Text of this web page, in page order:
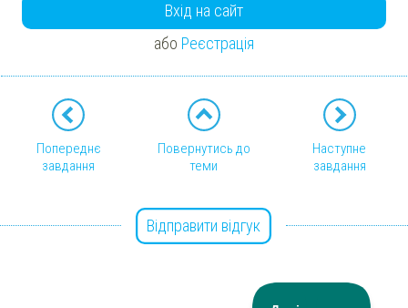
Вхід на сайт
або Реєстрація
Попереднє
завдання
Повернутись до
теми
Наступне
завдання
Відправити відгук